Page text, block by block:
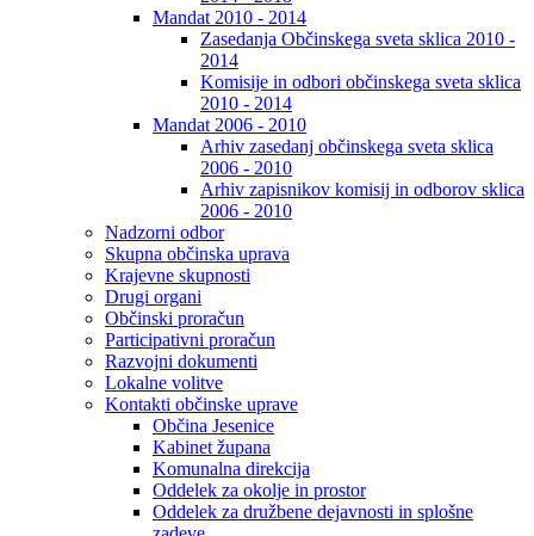
Mandat 2010 - 2014
Zasedanja Občinskega sveta sklica 2010 -
2014
Komisije in odbori občinskega sveta sklica
2010 - 2014
Mandat 2006 - 2010
Arhiv zasedanj občinskega sveta sklica
2006 - 2010
Arhiv zapisnikov komisij in odborov sklica
2006 - 2010
Nadzorni odbor
Skupna občinska uprava
Krajevne skupnosti
Drugi organi
Občinski proračun
Participativni proračun
Razvojni dokumenti
Lokalne volitve
Kontakti občinske uprave
Občina Jesenice
Kabinet župana
Komunalna direkcija
Oddelek za okolje in prostor
Oddelek za družbene dejavnosti in splošne